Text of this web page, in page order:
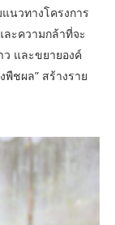
นวทางโครงการ
ะความกล้าที่จะ
ว และขยายองค์
ชผล” สร้างราย